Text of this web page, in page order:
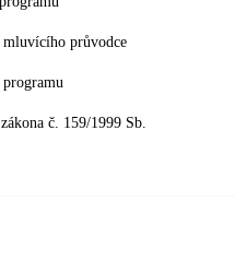
mluvícího průvodce
č. 159/1999 Sb.